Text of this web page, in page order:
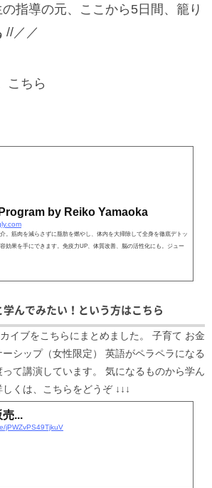
指導の元、ここから5日間、籠り
ます＼＼\\٩( ‘ω’ )و //／／
こちら
by Reiko Yamaoka
。筋肉を減らさずに脂肪を燃やし、体内を大掃除して全身を徹底デトッ
効果を手にできます。免疫力UP、体質改善、脳の活性化にも。ジュー
んでみたい！という方はこちら
イブをこちらにまとめました。 子育て お金
シップ（女性限定） 英語がペラペラになる
て講演しています。 気になるものから学ん
くは、こちらをどうぞ ↓↓↓
...
jPWZvPS49TjkuV